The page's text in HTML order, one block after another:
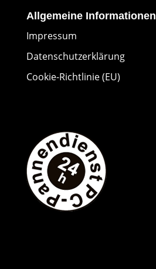
Allgemeine Informationen
Impressum
Datenschutzerklärung
Cookie-Richtlinie (EU)